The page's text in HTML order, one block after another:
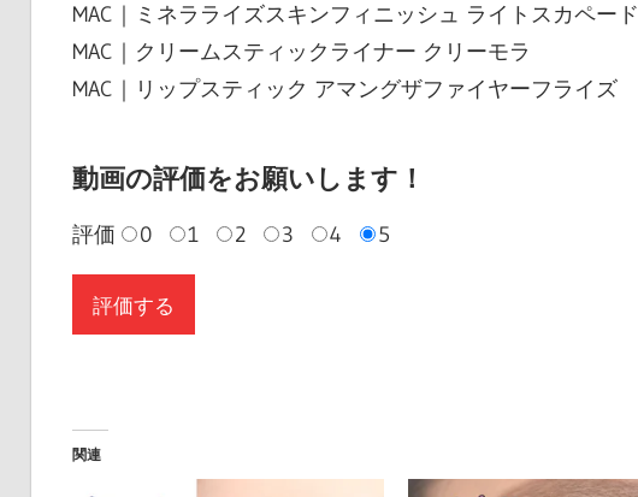
MAC｜ミネラライズスキンフィニッシュ ライトスカペード
MAC｜クリームスティックライナー クリーモラ
MAC｜リップスティック アマングザファイヤーフライズ
動画の評価をお願いします！
評価 0 1 2 3 4 5
関連